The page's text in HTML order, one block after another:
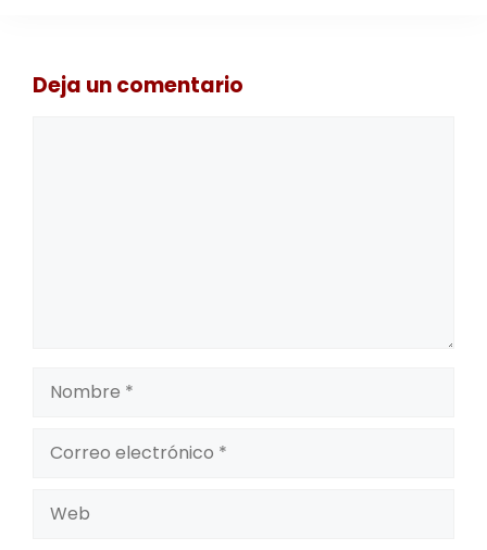
Deja un comentario
Nombre
electrónico